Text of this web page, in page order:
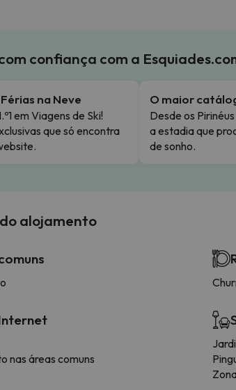
confiança com a
na Neve
em Viagens de Ski!
que só encontra
O maior
Desde os
a estadia que
de sonho.
alojamento
nas áreas comuns